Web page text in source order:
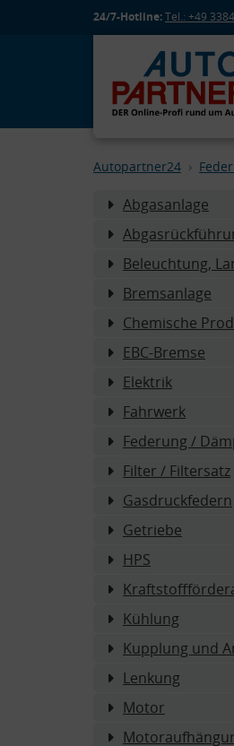
24/7-Hotline:Tel.: +49
Autopartner24
Abgasanlage
Beleuchtung,
Bremsanlage
Chemische
EBC-Bremse
Elektrik
Fahrwerk
Federung /
Filter / Filtersatz
Gasdruckfedern
Getriebe
HPS
Kühlung
Kupplung und
Lenkung
Motor